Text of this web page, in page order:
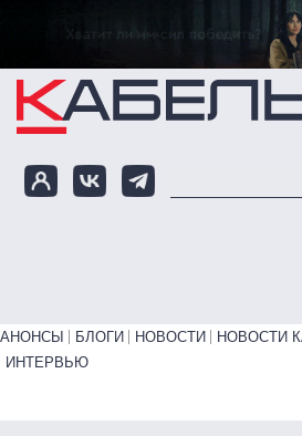
Перейти к основному содержанию
Primary links bottom
АНОНСЫ БЛОГИ НОВОСТИ НОВОСТИ
ИНТЕРВЬЮ